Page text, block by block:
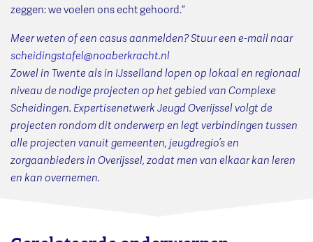
zeggen: we voelen ons echt gehoord.”
Meer weten of een casus aanmelden? Stuur een e-mail naar
scheidingstafel@noaberkracht.nl
Zowel in Twente als in IJsselland lopen op lokaal en regionaal
niveau de nodige projecten op het gebied van Complexe
Scheidingen. Expertisenetwerk Jeugd Overijssel volgt de
projecten rondom dit onderwerp en legt verbindingen tussen
alle projecten vanuit gemeenten, jeugdregio’s en
zorgaanbieders in Overijssel, zodat men van elkaar kan leren
en kan overnemen.